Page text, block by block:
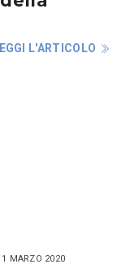
L'ARTICOLO
MARZO 2020